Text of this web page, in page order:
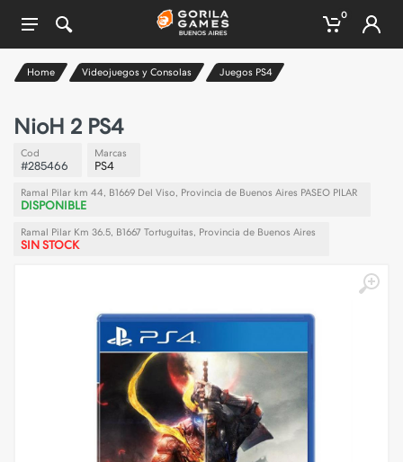
0
Home Videojuegos y Consolas Juegos PS4
NioH 2 PS4
Cod
#285466
Marcas
PS4
Ramal Pilar km 44, B1669 Del Viso, Provincia de Buenos Aires PASEO PILAR
DISPONIBLE
Ramal Pilar Km 36.5, B1667 Tortuguitas, Provincia de Buenos Aires
SIN STOCK